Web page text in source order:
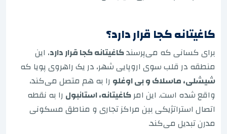
کاغیتانه کجا قرار دارد؟
برای کسانی که می‌پرسندکاغیتانه کجا قرار دارد، این
منطقه در قلب سوی اروپایی شهر، در یک راهروی پویا که
شیشلی، ماسلاک و بی اوغلو را به هم متصل می‌کند،
واقع شده است. این امرکاغیتانه، استانبول را به نقطه
اتصال استراتژیکی بین مراکز تجاری و مناطق مسکونی
مدرن تبدیل می‌کند.